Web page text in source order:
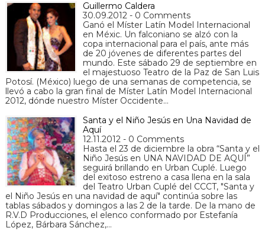
Guillermo Caldera
30.09.2012 - 0 Comments
Ganó el Míster Latín Model Internacional
en Méxic. Un falconiano se alzó con la
copa internacional para el país, ante más
de 20 jóvenes de diferentes partes del
mundo. Este sábado 29 de septiembre en
el majestuoso Teatro de la Paz de San Luis
Potosí. (México) luego de una semanas de competencia, se
llevó a cabo la gran final de Míster Latín Model Internacional
2012, dónde nuestro Míster Occidente…
Santa y el Niño Jesús en Una Navidad de
Aquí
12.11.2012 - 0 Comments
Hasta el 23 de diciembre la obra “Santa y el
Niño Jesús en UNA NAVIDAD DE AQUÍ”
seguirá brillando en Urban Cuplé. Luego
del exitoso estreno a casa llena en la sala
del Teatro Urban Cuplé del CCCT, "Santa y
el Niño Jesús en una navidad de aquí" continúa sobre las
tablas sábados y domingos a las 2 de la tarde. De la mano de
R.V.D Producciones, el elenco conformado por Estefanía
López, Bárbara Sánchez,…